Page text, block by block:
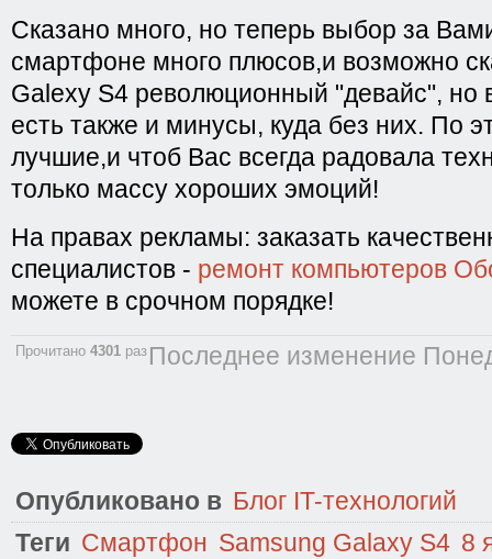
Сказано много, но теперь выбор за
смартфоне много плюсов,и возможно
Galexy S4 революционный "девайс", но
есть также и минусы, куда без них. По
лучшие,и чтоб Вас всегда радовала
только массу хороших эмоций!
На правах рекламы: заказать
специалистов - ремонт компьютеров
можете в срочном порядке!
Прочитано 4301 раз Последнее изменение
Опубликовано в Блог IT-технологий
Теги Смартфон Samsung Galaxy S4 8